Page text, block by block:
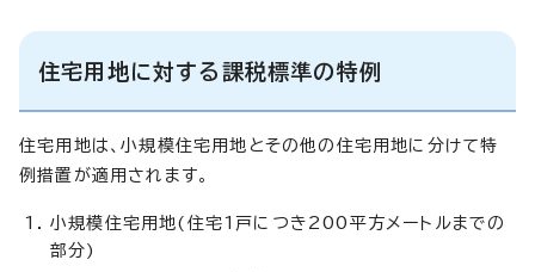
住宅用地に対する課税標準の特例
住宅用地は、小規模住宅用地とその他の住宅用地に分けて特
例措置が適用されます。
小規模住宅用地(住宅1戸につき200平方メートルまでの
部分)